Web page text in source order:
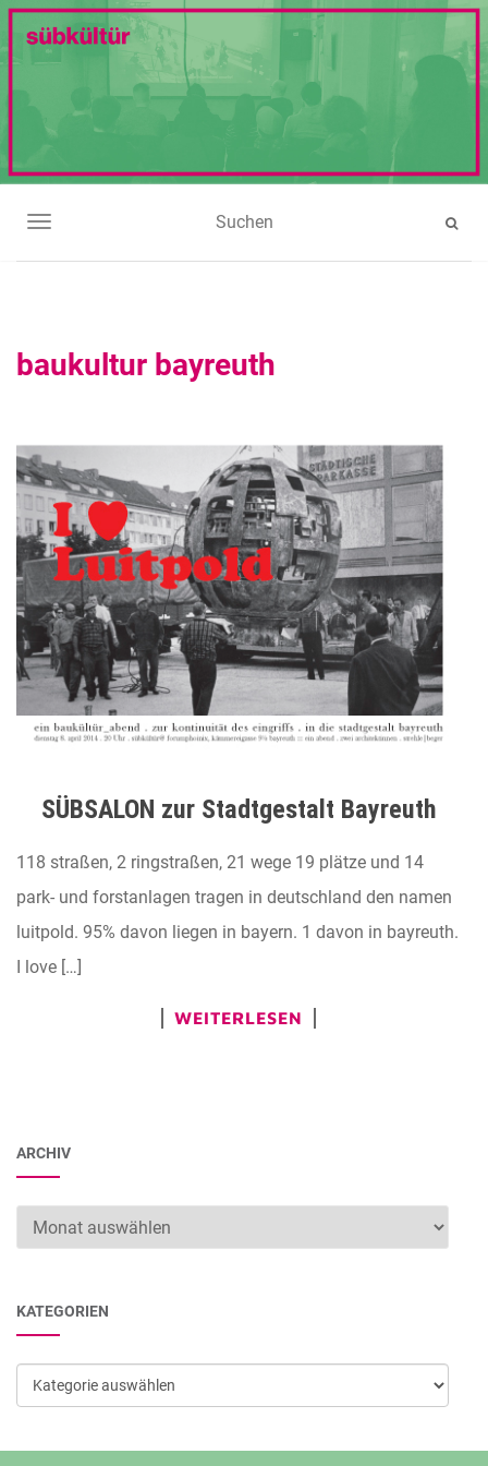
NAVIGATION UMSCHALTEN
baukultur bayreuth
SÜBSALON zur Stadtgestalt Bayreuth
118 straßen, 2 ringstraßen, 21 wege 19 plätze und 14
park- und forstanlagen tragen in deutschland den namen
luitpold. 95% davon liegen in bayern. 1 davon in bayreuth.
I love […]
WEITERLESEN
ARCHIV
Archiv
KATEGORIEN
Kategorien